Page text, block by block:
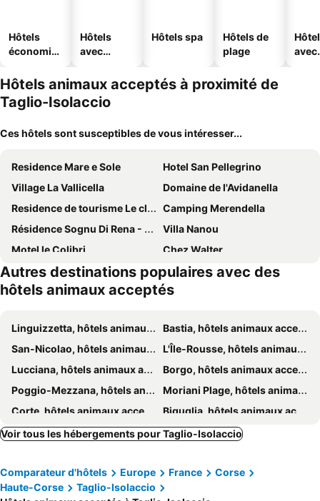
Hôtels
économiq
Hôtels
avec
Hôtels spa
Hôtels de
plage
avec
Hôtels animaux acceptés à proximité de
Taglio-Isolaccio
Ces hôtels sont susceptibles de vous intéresser...
Residence Mare e Sole
Hotel San Pellegrino
Village La Vallicella
Domaine de l'Avidanella
Residence de tourisme Le clos des Vendanges
Camping Merendella
Résidence Sognu Di Rena - Vacancéole
Villa Nanou
Motel le Colibri
Chez Walter
Le Refuge Orezza
Hotel Spa Restaurant La Madrague
Castellu Rossu
Hôtel La Lagune
Autres destinations populaires avec des
hôtels animaux acceptés
Linguizzetta, hôtels animaux acceptés
Bastia, hôtels animaux acceptés
San-Nicolao, hôtels animaux acceptés
L'Île-Rousse, hôtels animaux acceptés
Lucciana, hôtels animaux acceptés
Borgo, hôtels animaux acceptés
Poggio-Mezzana, hôtels animaux acceptés
Moriani Plage, hôtels animaux acceptés
Corte, hôtels animaux acceptés
Biguglia, hôtels animaux acceptés
Ghisonaccia, hôtels animaux acceptés
Folelli, hôtels animaux acceptés
Santa-Lucia-di-Moriani, hôtels animaux acceptés
Venaco, hôtels animaux acceptés
Monticello, hôtels animaux acceptés
Oletta, hôtels animaux acceptés
Voir tous les hébergements pour Taglio-Isolaccio
Comparateur d'hôtels Europe France
Corse
Haute-Corse
Taglio-Isolaccio